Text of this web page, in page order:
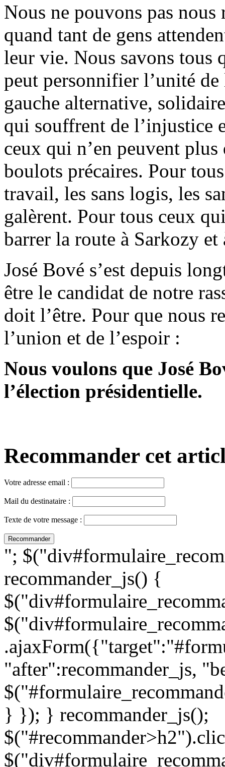
Nous ne pouvons pas
quand tant de gens
leur vie. Nous savons tous
peut personnifier l’unité
gauche alternative,
qui souffrent de l’injustice
ceux qui n’en peuvent plus
boulots précaires. Pour
travail, les sans logis, les
galèrent. Pour tous ceux
barrer la route à Sarkozy et
José Bové s’est depuis
être le candidat de notre
doit l’être. Pour que nous
l’union et de l’espoir :
Nous voulons que José
l’élection présidentielle.
Recommander cet
Votre adresse email :
Mail du destinataire :
Texte de votre message :
";
recommander_js() {
"after":recommander_js,
} }); } recommander_js();